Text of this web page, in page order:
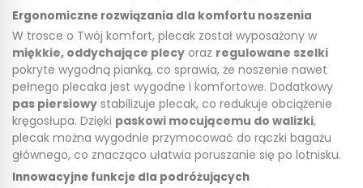
Ergonomiczne rozwiązania dla komfortu noszenia
W trosce o Twój komfort, plecak został wyposażony w
miękkie, oddychające plecy oraz regulowane szelki
pokryte wygodną pianką, co sprawia, że noszenie nawet
pełnego plecaka jest wygodne i komfortowe. Dodatkowy
pas piersiowy stabilizuje plecak, co redukuje obciążenie
kręgosłupa. Dzięki paskowi mocującemu do walizki,
plecak można wygodnie przymocować do rączki bagażu
głównego, co znacząco ułatwia poruszanie się po lotnisku.
Innowacyjne funkcje dla podróżujących